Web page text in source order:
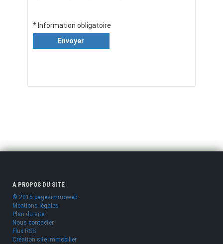
* Information obligatoire
Envoyer
A PROPOS DU SITE
© 2015 pagesimmoweb
Mentions légales
Plan du site
Nous contacter
Flux RSS
Création site immobilier